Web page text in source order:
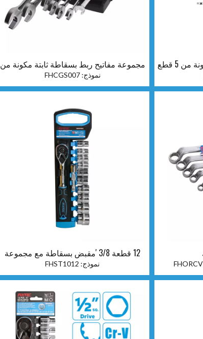
5 قطع
مجموعة مفاتيح ربط بسقاطة ثابتة مكونة من
7 قطعنموذج: FHCGS007
12 قطعة 3/8 'مقبض بسقاطة مع مجموعة
مآخذ نموذج: FHST1012